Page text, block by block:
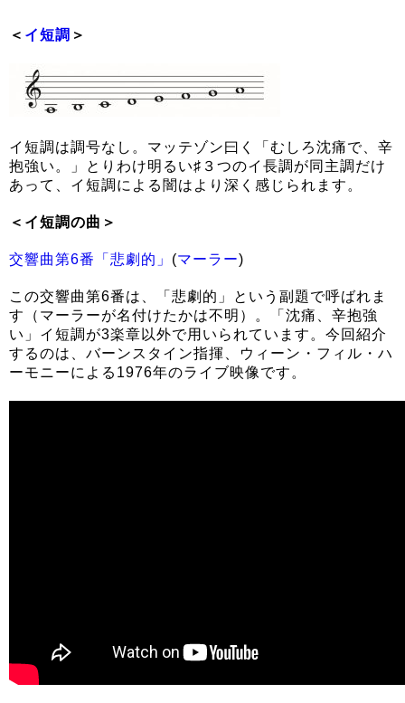
＜ イ短調 ＞
イ短調は調号なし。マッテゾン曰く「むしろ沈痛で、辛
抱強い。」とりわけ明るい♯３つのイ長調が同主調だけ
あって、イ短調による闇はより深く感じられます。
＜イ短調の曲＞
交響曲第6番「悲劇的」 (マーラー)
この交響曲第6番は、「悲劇的」という副題で呼ばれま
す（マーラーが名付けたかは不明）。「沈痛、辛抱強
い」イ短調が3楽章以外で用いられています。今回紹介
するのは、バーンスタイン指揮、ウィーン・フィル・ハ
ーモニーによる1976年のライブ映像です。